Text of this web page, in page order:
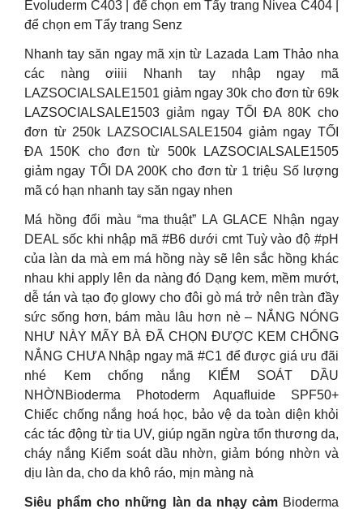
Evoluderm C403 | để chọn em Tẩy trang Nivea C404 |
để chọn em Tẩy trang Senz
Nhanh tay săn ngay mã xịn từ Lazada Lam Thảo nha
các nàng ơiiii Nhanh tay nhập ngay mã
LAZSOCIALSALE1501 giảm ngay 30k cho đơn từ 69k
LAZSOCIALSALE1503 giảm ngay TỐI ĐA 80K cho
đơn từ 250k LAZSOCIALSALE1504 giảm ngay TỐI
ĐA 150K cho đơn từ 500k LAZSOCIALSALE1505
giảm ngay TỐI DA 200K cho đơn từ 1 triệu Số lượng
mã có hạn nhanh tay săn ngay nhen
Má hồng đổi màu “ma thuật” LA GLACE Nhận ngay
DEAL sốc khi nhập mã #B6 dưới cmt Tuỳ vào độ #pH
của làn da mà em má hồng này sẽ lên sắc hồng khác
nhau khi apply lên da nàng đó Dạng kem, mềm mướt,
dễ tán và tạo đọ glowy cho đôi gò má trở nên tràn đầy
sức sống hơn, bám màu lâu hơn nè – NẮNG NÓNG
NHƯ NÀY MẤY BÀ ĐÃ CHỌN ĐƯỢC KEM CHỐNG
NẮNG CHƯA Nhập ngay mã #C1 để được giá ưu đãi
nhé Kem chống nắng KIỂM SOÁT DẦU
NHỜNBioderma Photoderm Aquafluide SPF50+
Chiếc chống nắng hoá học, bảo vệ da toàn diện khỏi
các tác động từ tia UV, giúp ngăn ngừa tổn thương da,
cháy nắng Kiểm soát dầu nhờn, giảm bóng nhờn và
dịu làn da, cho da khô ráo, mịn màng nà
Siêu phẩm cho những làn da nhạy cảmBioderma